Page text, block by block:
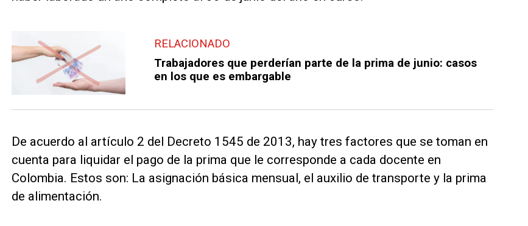
RELACIONADO
Trabajadores que perderían parte de la prima de junio: casos
en los que es embargable
De acuerdo al artículo 2 del Decreto 1545 de 2013, hay tres factores que se toman en
cuenta para liquidar el pago de la prima que le corresponde a cada docente en
Colombia. Estos son: La asignación básica mensual, el auxilio de transporte y la prima
de alimentación.